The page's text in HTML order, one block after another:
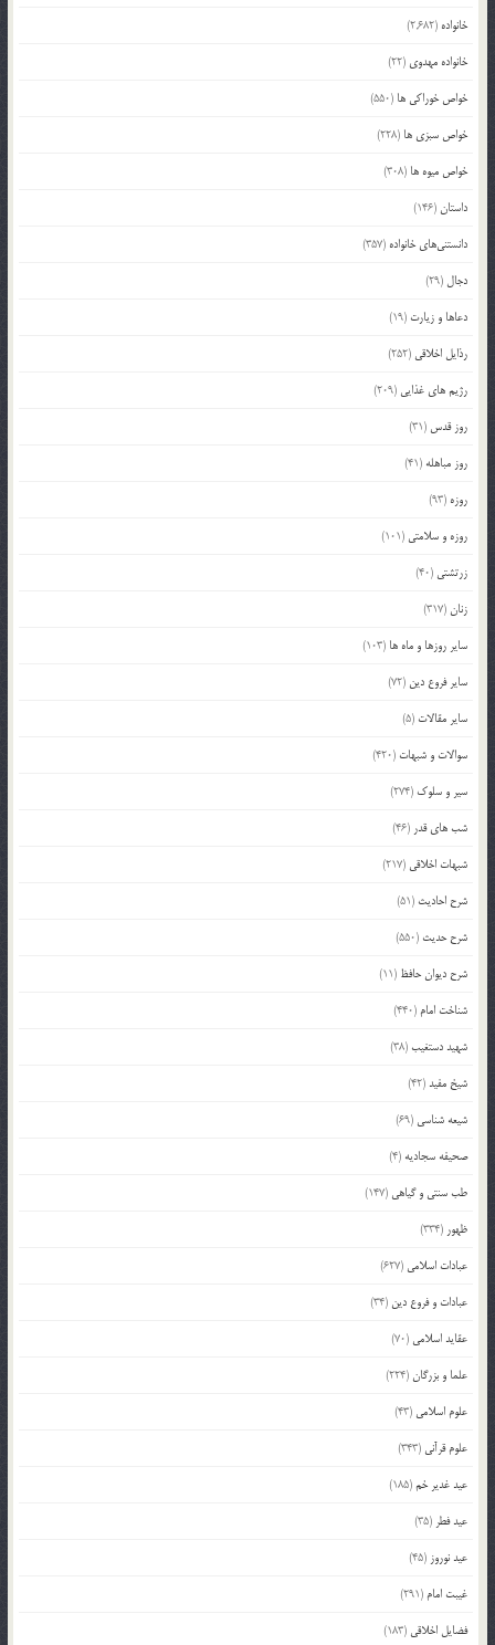
خانواده (2,682)
خانواده مهدوی (22)
خواص خوراکی ها (550)
خواص سبزی ها (228)
خواص میوه ها (308)
داستان(146)
دانستنی‌های خانواده (357)
دجال (29)
دعاها و زیارت (19)
رذایل اخلاقی (252)
رژیم های غذایی (209)
روز قدس (31)
روز مباهله (41)
روزه (93)
روزه و سلامتی (101)
زرتشتی (40)
زنان(317)
سایر روزها و ماه ها (103)
سایر فروع دین (72)
سایر مقالات (5)
سوالات و شبهات (420)
سیر و سلوک (274)
شب های قدر (46)
شبهات اخلاقی (217)
شرح احادیث (51)
شرح حدیث (550)
شرح دیوان حافظ (11)
شناخت امام (440)
شهید دستغیب(38)
شیخ مفید(42)
شیعه شناسی (69)
صحیفه سجادیه (4)
طب سنتی و گیاهی (147)
ظهور (334)
عبادات اسلامی (627)
عبادات و فروع دین (34)
عقاید اسلامی (70)
علما و بزرگان(224)
علوم اسلامی (43)
علوم قرآنی (343)
عید غدیر خم(185)
عید فطر (35)
عید نوروز (45)
غیبت امام (291)
فضایل اخلاقی (183)